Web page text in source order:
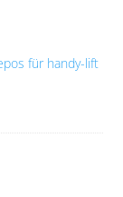
für handy-lift